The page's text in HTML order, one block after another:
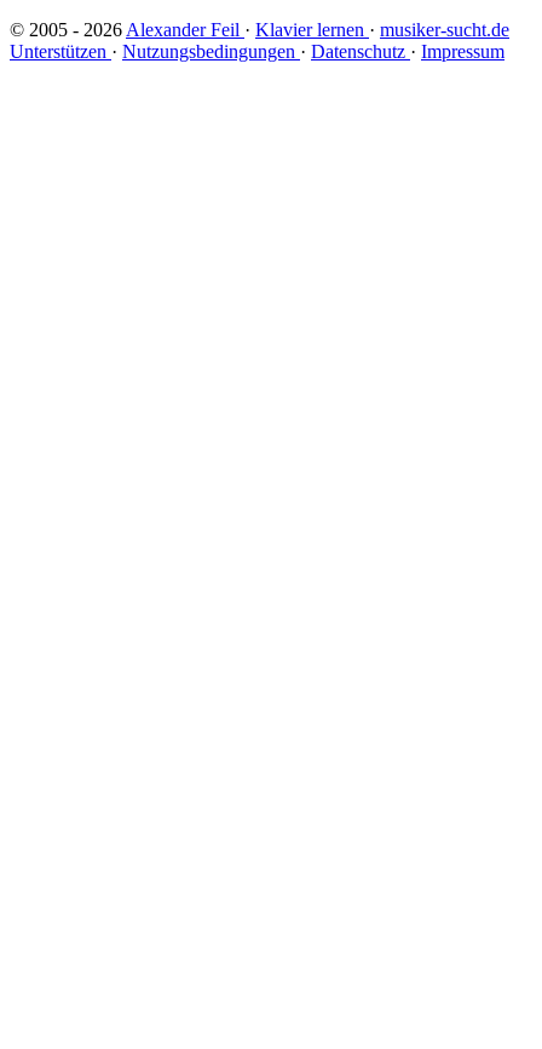
© 2005 - 2026 Alexander Feil · Klavier lernen · musiker-sucht.de
Unterstützen · Nutzungsbedingungen · Datenschutz · Impressum